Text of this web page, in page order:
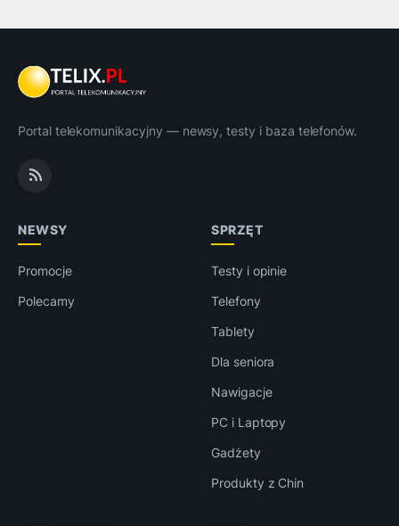
Portal telekomunikacyjny — newsy, testy i baza telefonów.
NEWSY
Promocje
Polecamy
SPRZĘT
Testy i opinie
Telefony
Tablety
Dla seniora
Nawigacje
PC i Laptopy
Gadżety
Produkty z Chin